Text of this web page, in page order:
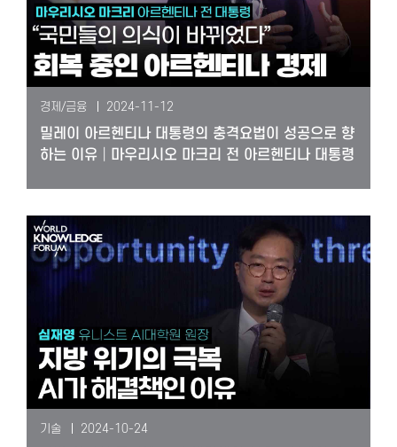
경제/금융 2024-11-12
밀레이 아르헨티나 대통령의 충격요법이 성공으로 향
하는 이유│마우리시오 마크리 전 아르헨티나 대통령
기술 2024-10-24